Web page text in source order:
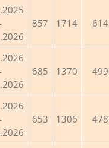
857 1714 614
685 1370 499
653 1306 478